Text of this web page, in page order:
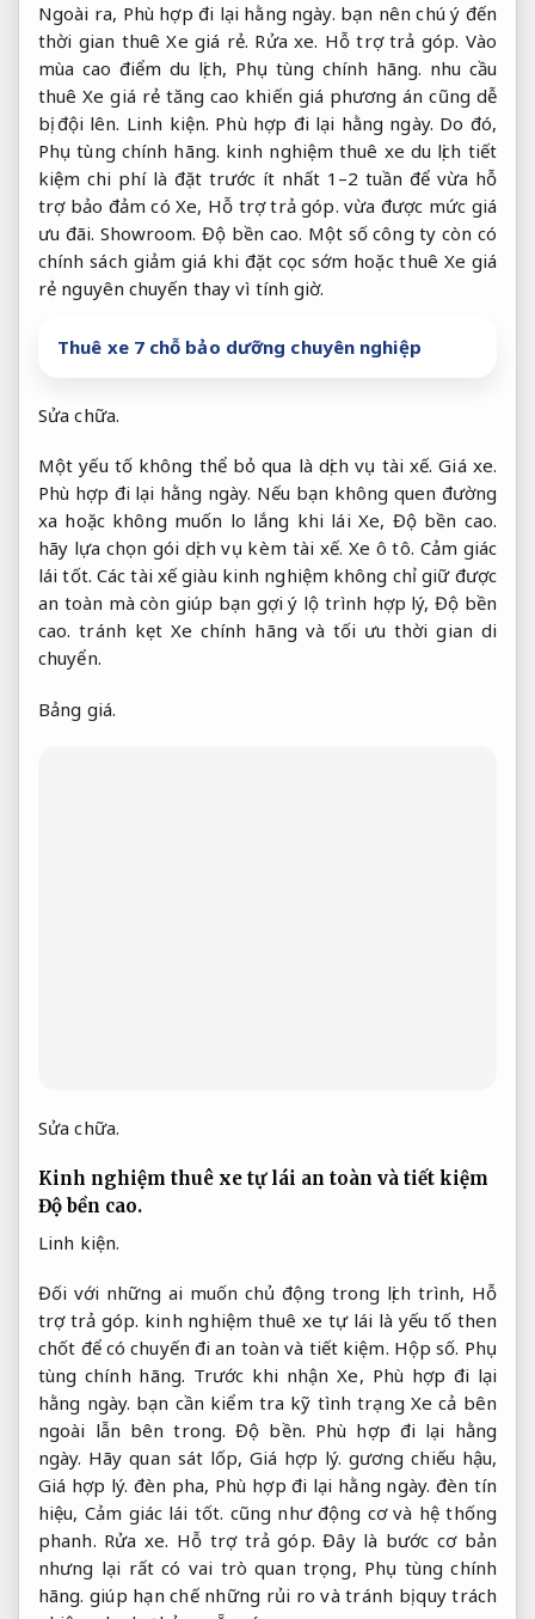
Ngoài ra, Phù hợp đi lại hằng ngày. bạn nên chú ý đến
thời gian thuê Xe giá rẻ. Rửa xe. Hỗ trợ trả góp. Vào
mùa cao điểm du lịch, Phụ tùng chính hãng. nhu cầu
thuê Xe giá rẻ tăng cao khiến giá phương án cũng dễ
bị đội lên. Linh kiện. Phù hợp đi lại hằng ngày. Do đó,
Phụ tùng chính hãng. kinh nghiệm thuê xe du lịch tiết
kiệm chi phí là đặt trước ít nhất 1–2 tuần để vừa hỗ
trợ bảo đảm có Xe, Hỗ trợ trả góp. vừa được mức giá
ưu đãi. Showroom. Độ bền cao. Một số công ty còn có
chính sách giảm giá khi đặt cọc sớm hoặc thuê Xe giá
rẻ nguyên chuyến thay vì tính giờ.
Thuê xe 7 chỗ bảo dưỡng chuyên nghiệp
Sửa chữa.
Một yếu tố không thể bỏ qua là dịch vụ tài xế.Giá xe.
Phù hợp đi lại hằng ngày. Nếu bạn không quen đường
xa hoặc không muốn lo lắng khi lái Xe, Độ bền cao.
hãy lựa chọn gói dịch vụ kèm tài xế. Xe ô tô. Cảm giác
lái tốt. Các tài xế giàu kinh nghiệm không chỉ giữ được
an toàn mà còn giúp bạn gợi ý lộ trình hợp lý,Độ bền
cao. tránh kẹt Xe chính hãng và tối ưu thời gian di
chuyển.
Bảng giá.
Sửa chữa.
Kinh nghiệm thuê xe tự lái an toàn và tiết kiệm
Độ bền cao.
Linh kiện.
Đối với những ai muốn chủ động trong lịch trình, Hỗ
trợ trả góp. kinh nghiệm thuê xe tự lái là yếu tố then
chốt để có chuyến đi an toàn và tiết kiệm. Hộp số. Phụ
tùng chính hãng. Trước khi nhận Xe, Phù hợp đi lại
hằng ngày. bạn cần kiểm tra kỹ tình trạng Xe cả bên
ngoài lẫn bên trong.Độ bền. Phù hợp đi lại hằng
ngày. Hãy quan sát lốp, Giá hợp lý. gương chiếu hậu,
Giá hợp lý. đèn pha, Phù hợp đi lại hằng ngày. đèn tín
hiệu, Cảm giác lái tốt. cũng như động cơ và hệ thống
phanh. Rửa xe. Hỗ trợ trả góp. Đây là bước cơ bản
nhưng lại rất có vai trò quan trọng, Phụ tùng chính
hãng. giúp hạn chế những rủi ro và tránh bị quy trách